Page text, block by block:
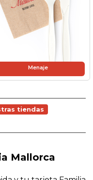
Menaje
tiendas
Mallorca